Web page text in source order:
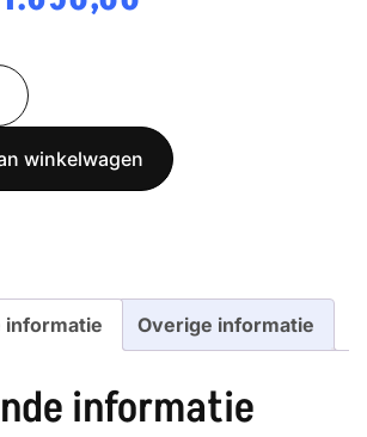
€ 1.650,00.
winkelwagen
informatie Overige informatie
informatie